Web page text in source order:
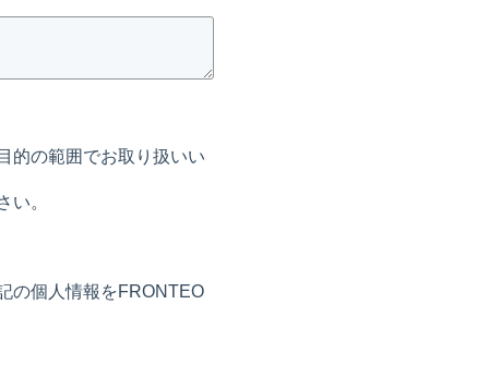
的の範囲でお取り扱いい
い。
の個人情報をFRONTEO